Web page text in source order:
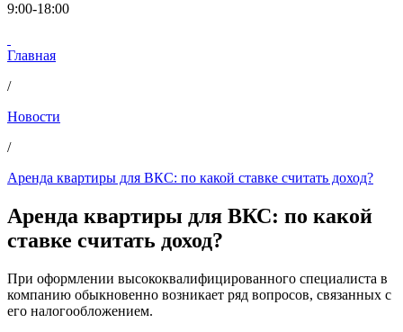
9:00-18:00
Главная
/
Новости
/
Аренда квартиры для ВКС: по какой ставке считать доход?
Аренда квартиры для ВКС: по какой
ставке считать доход?
При оформлении высококвалифицированного специалиста в
компанию обыкновенно возникает ряд вопросов, связанных с
его налогообложением.